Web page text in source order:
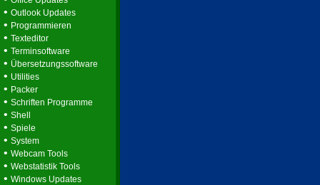
• Outlook Updates
• Programmieren
• Texteditor
• Terminsoftware
• Übersetzungssoftware
• Utilities
• Packer
• Schriften Programme
• Shell
• Spiele
• System
• Webcam Tools
• Webstatistik Tools
• Windows Updates